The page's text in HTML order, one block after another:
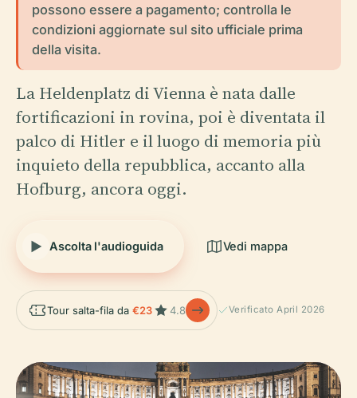
possono essere a pagamento; controlla le
condizioni aggiornate sul sito ufficiale prima
della visita.
La Heldenplatz di Vienna è nata dalle
fortificazioni in rovina, poi è diventata il
palco di Hitler e il luogo di memoria più
inquieto della repubblica, accanto alla
Hofburg, ancora oggi.
Ascolta l'audioguida Vedi mappa
Tour salta-fila da €23 4.8 Verificato April 2026